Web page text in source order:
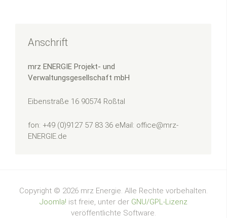
Anschrift
mrz ENERGIE Projekt- und
Verwaltungsgesellschaft mbH
Eibenstraße 16 90574 Roßtal
fon: +49 (0)9127 57 83 36 eMail: office@mrz-
ENERGIE.de
Copyright © 2026 mrz Energie. Alle Rechte vorbehalten.
Joomla! ist freie, unter der GNU/GPL-Lizenz
veröffentlichte Software.